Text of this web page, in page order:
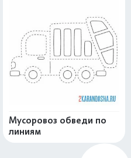
Мусоровоз обведи по
линиям